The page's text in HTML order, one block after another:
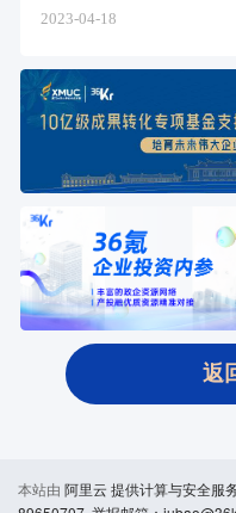
2023-04-18
返
本站由 阿里云 提供计算与安全服